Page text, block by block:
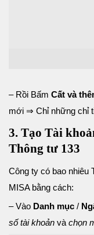
– Rồi Bấm Cất và
mới ⇒ Chỉ những chỉ
3. Tạo Tài
Thông tư 133
Công ty có bao nhiêu
MISA bằng cách:
– Vào Danh mục /
số tài khoản và chọn